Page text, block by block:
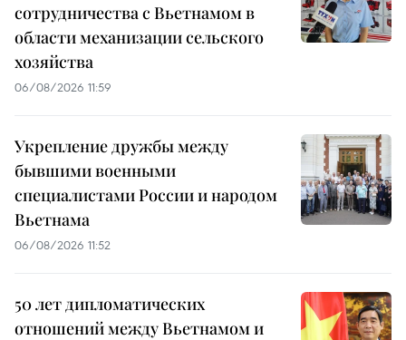
сотрудничества с Вьетнамом в
области механизации сельского
хозяйства
06/08/2026 11:59
Укрепление дружбы между
бывшими военными
специалистами России и народом
Вьетнама
06/08/2026 11:52
50 лет дипломатических
отношений между Вьетнамом и